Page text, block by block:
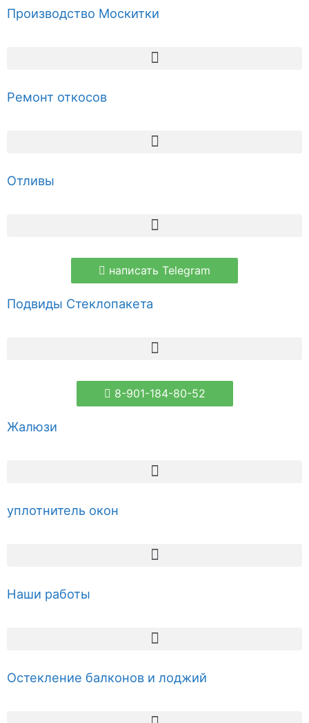
Производство Москитки
Ремонт откосов
Отливы
написать Telegram
Подвиды Стеклопакета
8-901-184-80-52
Жалюзи
уплотнитель окон
Наши работы
Остекление балконов и лоджий